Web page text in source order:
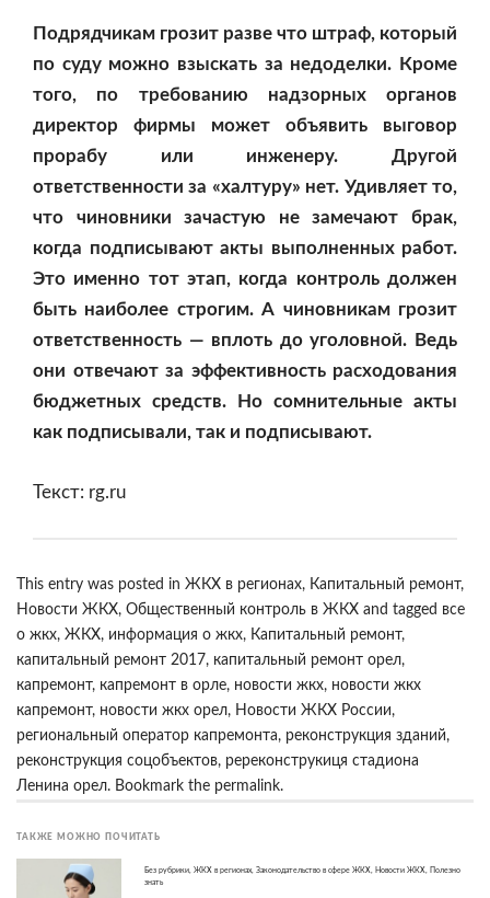
Подрядчикам грозит разве что штраф, который
по суду можно взыскать за недоделки. Кроме
того, по требованию надзорных органов
директор фирмы может объявить выговор
прорабу или инженеру. Другой
ответственности за «халтуру» нет. Удивляет то,
что чиновники зачастую не замечают брак,
когда подписывают акты выполненных работ.
Это именно тот этап, когда контроль должен
быть наиболее строгим. А чиновникам грозит
ответственность — вплоть до уголовной. Ведь
они отвечают за эффективность расходования
бюджетных средств. Но сомнительные акты
как подписывали, так и подписывают.
Текст: rg.ru
This entry was posted in ЖКХ в регионах, Капитальный ремонт,
Новости ЖКХ, Общественный контроль в ЖКХ and tagged все
о жкх, ЖКХ, информация о жкх, Капитальный ремонт,
капитальный ремонт 2017, капитальный ремонт орел,
капремонт, капремонт в орле, новости жкх, новости жкх
капремонт, новости жкх орел, Новости ЖКХ России,
региональный оператор капремонта, реконструкция зданий,
реконструкция соцобъектов, ререконструкиця стадиона
Ленина орел. Bookmark the permalink.
ТАКЖЕ МОЖНО ПОЧИТАТЬ
Без рубрики ЖКХ в регионах Законодательство в сфере ЖКХ Новости ЖКХ
Полезно
знать